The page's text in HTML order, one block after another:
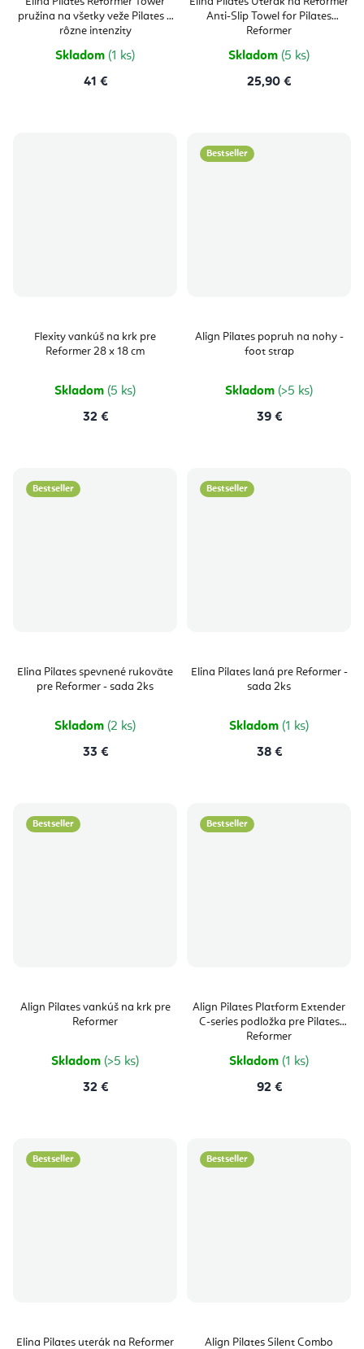
pružina na všetky veže Pilates 3
rôzne intenzity
Skladom (1 ks)
41 €
Anti-Slip Towel for Pilates
Reformer
Skladom (5 ks)
25,90 €
Flexity vankúš na krk pre
Reformer 28 x 18 cm
Skladom (5 ks)
32 €
Bestseller
Align Pilates popruh na nohy -
foot strap
Skladom (>5 ks)
39 €
Bestseller
Elina Pilates spevnené rukoväte
pre Reformer - sada 2ks
Skladom (2 ks)
33 €
Bestseller
Elina Pilates laná pre Reformer -
sada 2ks
Skladom (1 ks)
38 €
Bestseller
Align Pilates vankúš na krk pre
Reformer
Skladom (>5 ks)
32 €
Bestseller
Align Pilates Platform Extender
C-series podložka pre Pilates
Reformer
Skladom (1 ks)
92 €
Bestseller
Elina Pilates uterák na Reformer
Bestseller
Align Pilates Silent Combo